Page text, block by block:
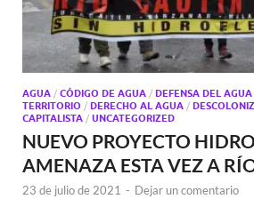
AGUA / CÓDIGO DE AGUA / DEFENSA DEL AGUA
TERRITORIO / DERECHO AL AGUA /
CAPITALISTA / UNCATEGORIZED
NUEVO PROYECTO
AMENAZA ESTA VEZ A
23 de julio de 2021 - Dejar un comentario